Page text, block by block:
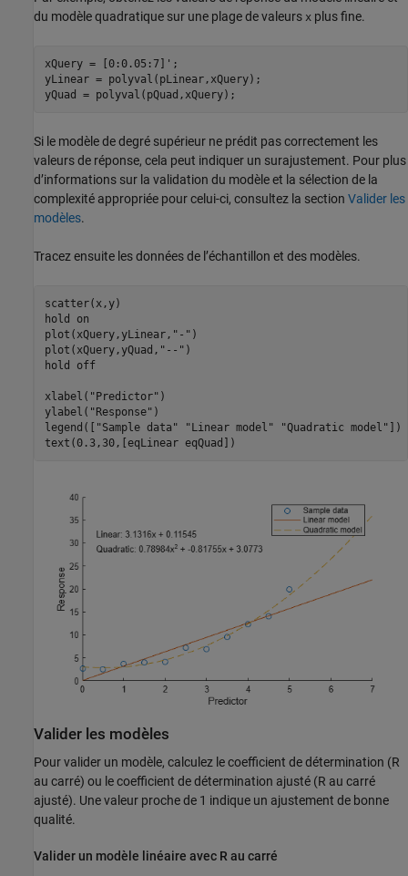
du modèle quadratique sur une plage de valeurs x plus fine.
xQuery = [0:0.05:7]';
yLinear = polyval(pLinear,xQuery);
yQuad = polyval(pQuad,xQuery);
Si le modèle de degré supérieur ne prédit pas correctement les
valeurs de réponse, cela peut indiquer un surajustement. Pour plus
d’informations sur la validation du modèle et la sélection de la
complexité appropriée pour celui-ci, consultez la section Valider les
modèles.
Tracez ensuite les données de l’échantillon et des modèles.
scatter(x,y)
hold
on
plot(xQuery,yLinear, "-" )
plot(xQuery,yQuad, "--" )
hold
off
xlabel( "Predictor" )
ylabel( "Response" )
legend([
"Sample data" "Linear model" "Quadratic model" ])
text(0.3,30,[eqLinear eqQuad])
Valider les modèles
Pour valider un modèle, calculez le coefficient de détermination (R
au carré) ou le coefficient de détermination ajusté (R au carré
ajusté). Une valeur proche de 1 indique un ajustement de bonne
qualité.
Valider un modèle linéaire avec R au carré